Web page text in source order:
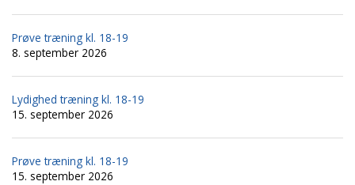
Prøve træning kl. 18-19
8. september 2026
Lydighed træning kl. 18-19
15. september 2026
Prøve træning kl. 18-19
15. september 2026